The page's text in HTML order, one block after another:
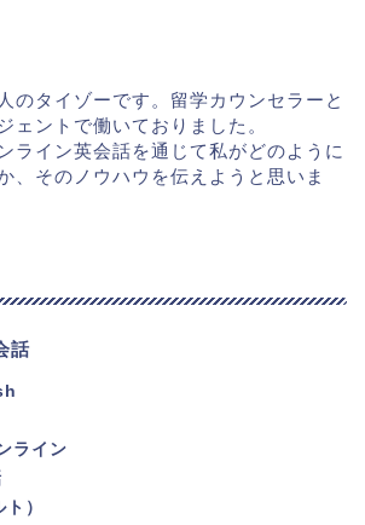
のタイゾーです。留学カウンセラーと
ェントで働いておりました。
ライン英会話を通じて私がどのように
、そのノウハウを伝えようと思いま
話
ライン
）